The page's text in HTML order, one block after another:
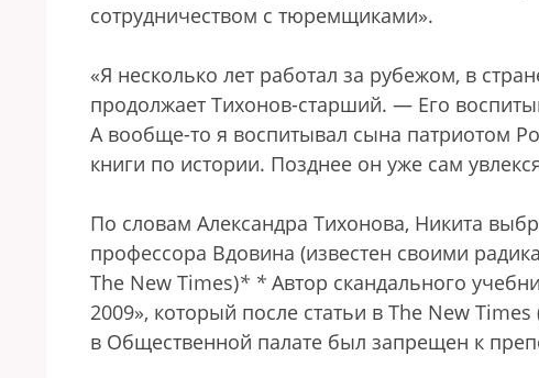
сотрудничеством с тюремщиками».
«Я несколько лет работал за рубежом, в
продолжает Тихонов-старший. — Его
А вообще-то я воспитывал сына патриотом
книги по истории. Позднее он уже сам
По словам Александра Тихонова, Никита
профессора Вдовина (известен своими
The New Times)* * Автор скандального
2009», который после статьи в The New
в Общественной палате был запрещен к